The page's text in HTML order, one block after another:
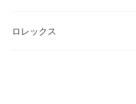
ロレックス